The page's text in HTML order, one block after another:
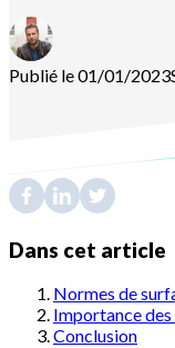
Publié le 01/01/2023
Dans cet article
Normes de
Importance
Conclusion